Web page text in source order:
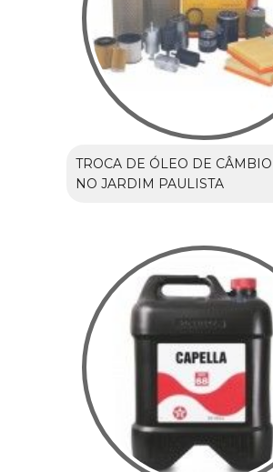
TROCA DE ÓLEO DE
NO JARDIM PAULISTA